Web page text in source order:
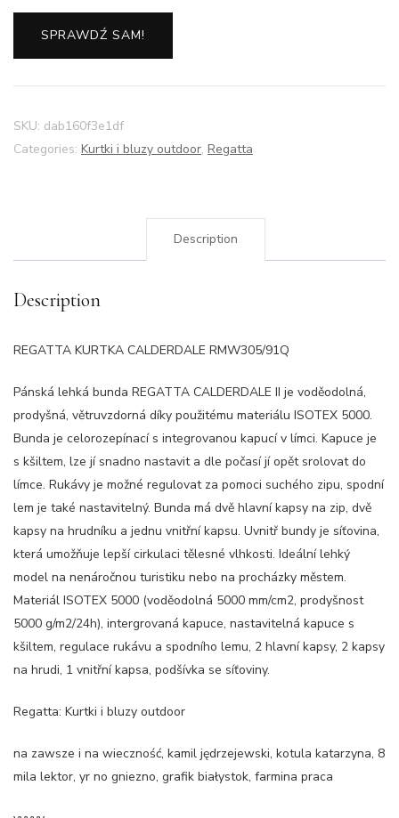
SPRAWDŹ SAM!
SKU: dab160f3e1df
Categories: Kurtki i bluzy outdoor, Regatta
Description
Description
REGATTA KURTKA CALDERDALE RMW305/91Q
Pánská lehká bunda REGATTA CALDERDALE II je voděodolná,
prodyšná, větruvzdorná díky použitému materiálu ISOTEX 5000.
Bunda je celorozepínací s integrovanou kapucí v límci. Kapuce je
s kšiltem, lze jí snadno nastavit a dle počasí jí opět srolovat do
límce. Rukávy je možné regulovat za pomoci suchého zipu, spodní
lem je také nastavitelný. Bunda má dvě hlavní kapsy na zip, dvě
kapsy na hrudníku a jednu vnitřní kapsu. Uvnitř bundy je síťovina,
která umožňuje lepší cirkulaci tělesné vlhkosti. Ideální lehký
model na nenáročnou turistiku nebo na procházky městem.
Materiál ISOTEX 5000 (voděodolná 5000 mm/cm2, prodyšnost
5000 g/m2/24h), intergrovaná kapuce, nastavitelná kapuce s
kšiltem, regulace rukávu a spodního lemu, 2 hlavní kapsy, 2 kapsy
na hrudi, 1 vnitřní kapsa, podšívka se síťoviny.
Regatta: Kurtki i bluzy outdoor
na zawsze i na wieczność, kamil jędrzejewski, kotula katarzyna, 8
mila lektor, yr no gniezno, grafik białystok, farmina praca